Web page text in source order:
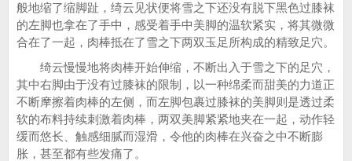
般地缩了缩脚趾，绮云见状便将雪之下还没有脱下黑色过膝袜
的左脚也拿在了手中，感受着手中美脚的温软紧实，将其微微
合在了一起，肉棒抵在了雪之下两双玉足所构成的精致足穴。
绮云慢慢地将肉棒开始伸缩，不断出入于雪之下的足穴，
其中右脚由于没有过膝袜的限制，以一种绵柔而甜美的力道正
不断摩擦着肉棒的左侧，而左脚包裹过膝袜的美脚则是透过柔
软的布料持续刺激着肉棒，两双美脚紧紧地夹在一起，动作轻
缓而悠长、触感细腻而湿滑，令他的肉棒在兴奋之中不断膨
胀，甚至都有些发痛了。